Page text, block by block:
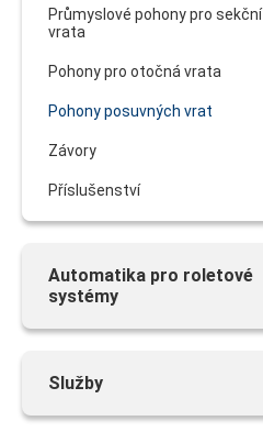
Průmyslové pohony pro sekční
vrata
Pohony pro otočná vrata
Pohony posuvných vrat
Závory
Příslušenství
Аutomatika pro roletové
systémy
Služby